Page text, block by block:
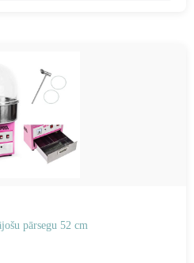
pārsegu 52 cm